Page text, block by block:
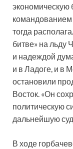
экономическую
тогда
битве» на льду
и надеждой
и в Ладоге, и в
остановили
Восток. «Он
политическую
дальнейшую
В ходе